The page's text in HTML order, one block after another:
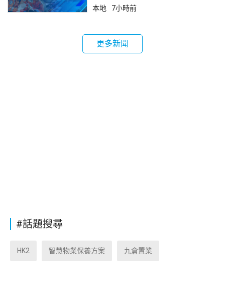
本地 7小時前
更多新聞
#話題搜尋
HK2 智慧物業保養方案 九倉置業